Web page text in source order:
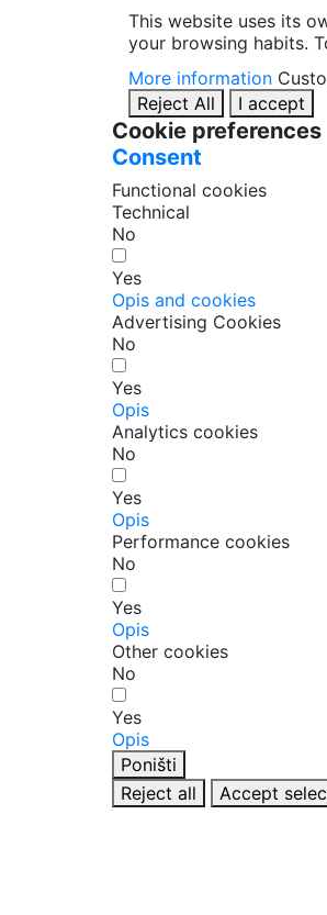
This website uses its
your browsing habits.
More information
Reject All
I accept
Cookie preferences
Consent
Functional cookies
Technical
No
Yes
Opis and cookies
Advertising Cookies
No
Yes
Opis
Analytics cookies
No
Yes
Opis
Performance cookies
No
Yes
Opis
Other cookies
No
Yes
Opis
Poništi
Reject all
Accept